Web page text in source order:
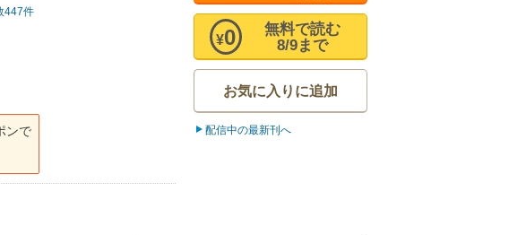
447件
ンで
無料で読む
8/9まで
¥0
お気に入りに追加
配信中の最新刊へ